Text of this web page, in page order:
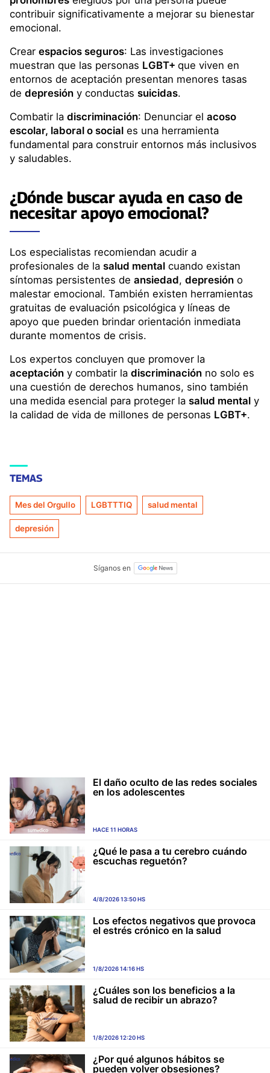
contribuir significativamente a mejorar su bienestar
emocional.
Crear espacios seguros: Las investigaciones
muestran que las personas LGBT+ que viven en
entornos de aceptación presentan menores tasas
de depresión y conductas suicidas.
Combatir la discriminación: Denunciar el acoso
escolar, laboral o social es una herramienta
fundamental para construir entornos más inclusivos
y saludables.
¿Dónde buscar ayuda en caso de
necesitarapoyo emocional?
Los especialistas recomiendan acudir a
profesionales de la salud mental cuando existan
síntomas persistentes de ansiedad, depresión o
malestar emocional. También existen herramientas
gratuitas de evaluación psicológica y líneas de
apoyo que pueden brindar orientación inmediata
durante momentos de crisis.
Los expertos concluyen que promover la
aceptación y combatir la discriminación no solo es
una cuestión de derechos humanos, sino también
una medida esencial para proteger la salud mental y
la calidad de vida de millones de personas LGBT+.
TEMAS
Mes del Orgullo LGBTTTIQ salud mental
depresión
El daño oculto de las redes sociales
en los adolescentes
HACE 11 HORAS
¿Qué le pasa a tu cerebro cuándo
escuchas reguetón?
4/8/2026 13:50 HS
Los efectos negativos que provoca
el estrés crónico en la salud
1/8/2026 14:16 HS
¿Cuáles son los beneficios a la
salud de recibir un abrazo?
1/8/2026 12:20 HS
¿Por qué algunos hábitos se
pueden volver obsesiones?